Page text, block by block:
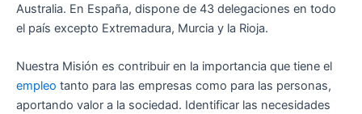
Australia. En España, dispone de 43 delegaciones en todo
el país excepto Extremadura, Murcia y la Rioja.
Nuestra Misión es contribuir en la importancia que tiene el
empleo tanto para las empresas como para las personas,
aportando valor a la sociedad. Identificar las necesidades